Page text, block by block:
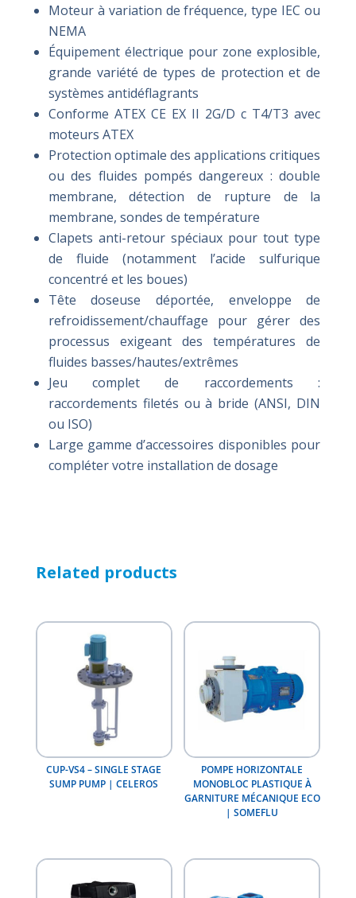
Moteur à variation de fréquence, type IEC ou
NEMA
Équipement électrique pour zone explosible,
grande variété de types de protection et de
systèmes antidéflagrants
Conforme ATEX CE EX II 2G/D c T4/T3 avec
moteurs ATEX
Protection optimale des applications critiques
ou des fluides pompés dangereux : double
membrane, détection de rupture de la
membrane, sondes de température
Clapets anti-retour spéciaux pour tout type
de fluide (notamment l’acide sulfurique
concentré et les boues)
Tête doseuse déportée, enveloppe de
refroidissement/chauffage pour gérer des
processus exigeant des températures de
fluides basses/hautes/extrêmes
Jeu complet de raccordements :
raccordements filetés ou à bride (ANSI, DIN
ou ISO)
Large gamme d’accessoires disponibles pour
compléter votre installation de dosage
Related products
CUP-VS4 – SINGLE STAGE
SUMP PUMP | CELEROS
POMPE HORIZONTALE
MONOBLOC PLASTIQUE À
GARNITURE MÉCANIQUE ECO
| SOMEFLU